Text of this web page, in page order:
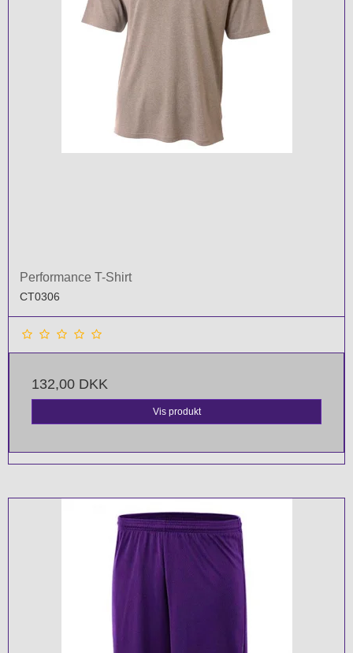
Performance T-Shirt
CT0306
132,00 DKK
Vis produkt